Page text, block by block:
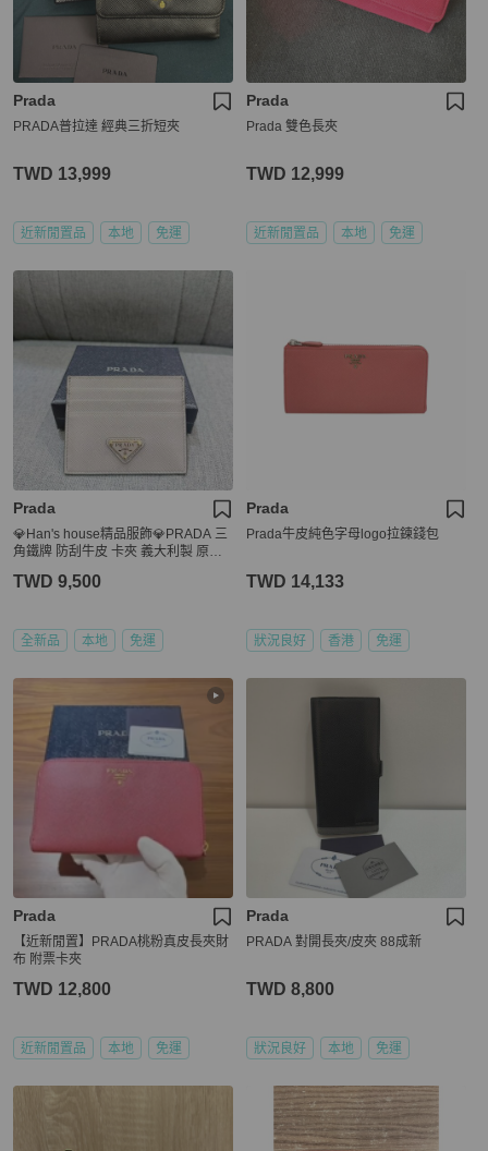
Prada
PRADA普拉達 經典三折短夾
TWD 13,999
近新閒置品 本地 免運
Prada
Prada 雙色長夾
TWD 12,999
近新閒置品 本地 免運
Prada
💎Han's house精品服飾💎PRADA 三
角鐵牌 防刮牛皮 卡夾 義大利製 原價1
TWD 9,500
全新品 本地 免運
Prada
Prada牛皮純色字母logo拉鍊錢包
TWD 14,133
狀況良好 香港 免運
Prada
【近新閒置】PRADA桃粉真皮長夾財
布 附票卡夾
TWD 12,800
近新閒置品 本地 免運
Prada
PRADA 對開長夾/皮夾 88成新
TWD 8,800
狀況良好 本地 免運